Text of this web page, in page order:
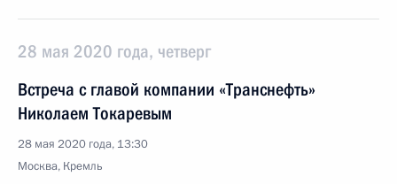
28 мая 2020 года, четверг
Встреча с главой компании «Транснефть»
Николаем Токаревым
28 мая 2020 года, 13:30
Москва, Кремль